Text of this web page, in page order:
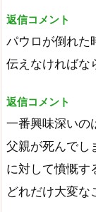
返信コメント
パウロが倒れた
伝えなければな
返信コメント
一番興味深いの
父親が死んでし
に対して憤慨す
どれだけ大変な